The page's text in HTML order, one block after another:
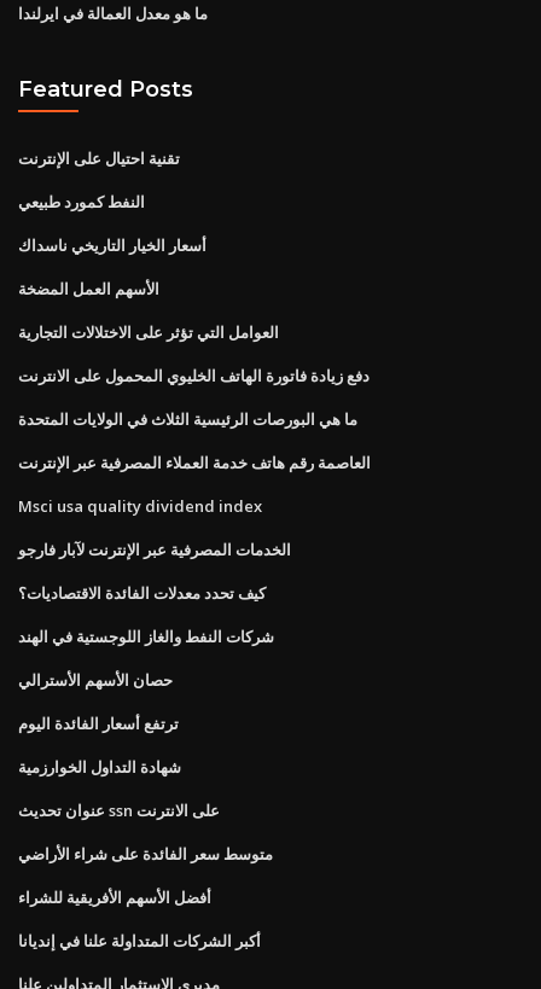
ما هو معدل العمالة في ايرلندا
Featured Posts
تقنية احتيال على الإنترنت
النفط كمورد طبيعي
أسعار الخيار التاريخي ناسداك
الأسهم العمل المضخة
العوامل التي تؤثر على الاختلالات التجارية
دفع زيادة فاتورة الهاتف الخليوي المحمول على الانترنت
ما هي البورصات الرئيسية الثلاث في الولايات المتحدة
العاصمة رقم هاتف خدمة العملاء المصرفية عبر الإنترنت
Msci usa quality dividend index
الخدمات المصرفية عبر الإنترنت لآبار فارجو
كيف تحدد معدلات الفائدة الاقتصاديات؟
شركات النفط والغاز اللوجستية في الهند
حصان الأسهم الأسترالي
ترتفع أسعار الفائدة اليوم
شهادة التداول الخوارزمية
عنوان تحديث ssn على الانترنت
متوسط ​​سعر الفائدة على شراء الأراضي
أفضل الأسهم الأفريقية للشراء
أكبر الشركات المتداولة علنا ​​في إنديانا
مديري الاستثمار المتداولين علنا